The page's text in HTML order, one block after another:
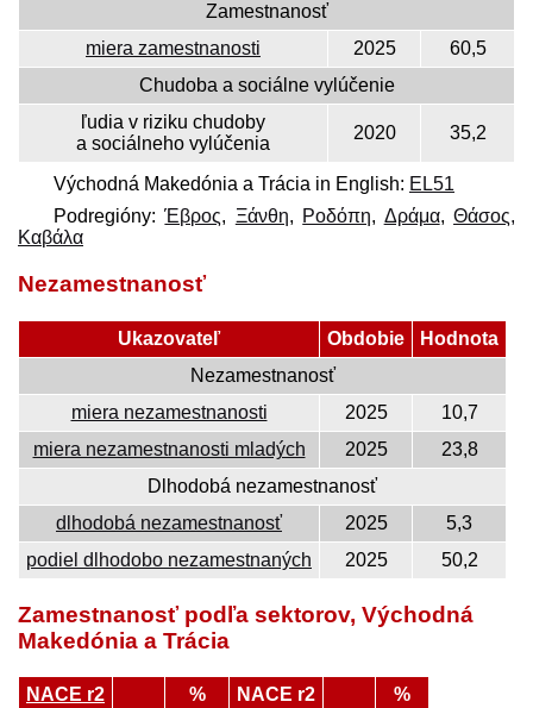
Zamestnanosť
miera zamestnanosti
2025
60,5
Chudoba a sociálne vylúčenie
ľudia v riziku chudoby
a sociálneho vylúčenia
2020 35,2
Východná Makedónia a Trácia in English: EL51
Podregióny:Έβρος, Ξάνθη, Ροδόπη, Δράμα,Θάσος,
Καβάλα
Nezamestnanosť
Ukazovateľ Obdobie
Hodnota
Nezamestnanosť
miera nezamestnanosti
2025
10,7
miera nezamestnanosti mladých
2025
23,8
Dlhodobá nezamestnanosť
dlhodobá nezamestnanosť
2025
5,3
podiel dlhodobo nezamestnaných
2025 50,2
Zamestnanosť podľa sektorov, Východná
Makedónia a Trácia
NACE r2 % NACE r2
%